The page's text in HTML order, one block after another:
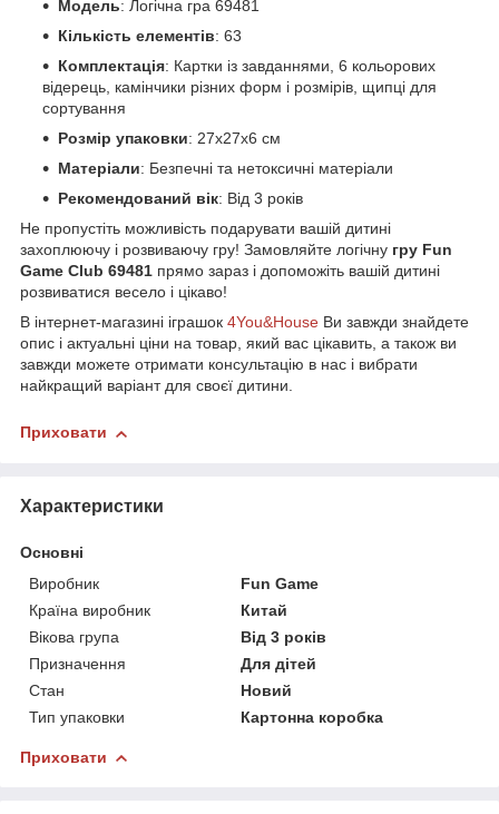
Модель: Логічна гра 69481
Кількість елементів: 63
Комплектація: Картки із завданнями, 6 кольорових
відерець, камінчики різних форм і розмірів, щипці для
сортування
Розмір упаковки: 27x27x6 см
Матеріали: Безпечні та нетоксичні матеріали
Рекомендований вік: Від 3 років
Не пропустіть можливість подарувати вашій дитині
захоплюючу і розвиваючу гру! Замовляйте логічну гру Fun
Game Club 69481 прямо зараз і допоможіть вашій дитині
розвиватися весело і цікаво!
В інтернет-магазині іграшок 4You&House Ви завжди знайдете
опис і актуальні ціни на товар, який вас цікавить, а також ви
завжди можете отримати консультацію в нас і вибрати
найкращий варіант для своєї дитини.
Приховати
Характеристики
Основні
Виробник
Fun Game
Країна виробник
Китай
Вікова група
Від 3 років
Призначення
Для дітей
Стан
Новий
Тип упаковки
Картонна коробка
Приховати